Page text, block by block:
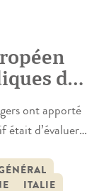
du
ont apporté
était d’évaluer
de la
ITALIE